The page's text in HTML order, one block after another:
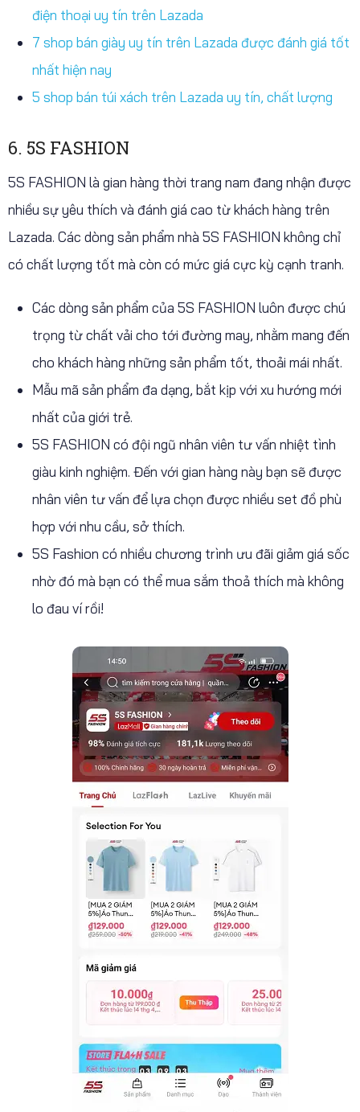
điện thoại uy tín trên Lazada
7 shop bán giày uy tín trên Lazada được đánh giá tốt
nhất hiện nay
5 shop bán túi xách trên Lazada uy tín, chất lượng
6. 5S FASHION
5S FASHION là gian hàng thời trang nam đang nhận được
nhiều sự yêu thích và đánh giá cao từ khách hàng trên
Lazada. Các dòng sản phẩm nhà 5S FASHION không chỉ
có chất lượng tốt mà còn có mức giá cực kỳ cạnh tranh.
Các dòng sản phẩm của 5S FASHION luôn được chú
trọng từ chất vải cho tới đường may, nhằm mang đến
cho khách hàng những sản phẩm tốt, thoải mái nhất.
Mẫu mã sản phẩm đa dạng, bắt kịp với xu hướng mới
nhất của giới trẻ.
5S FASHION có đội ngũ nhân viên tư vấn nhiệt tình
giàu kinh nghiệm. Đến với gian hàng này bạn sẽ được
nhân viên tư vấn để lựa chọn được nhiều set đồ phù
hợp với nhu cầu, sở thích.
5S Fashion có nhiều chương trình ưu đãi giảm giá sốc
nhờ đó mà bạn có thể mua sắm thoả thích mà không
lo đau ví rồi!